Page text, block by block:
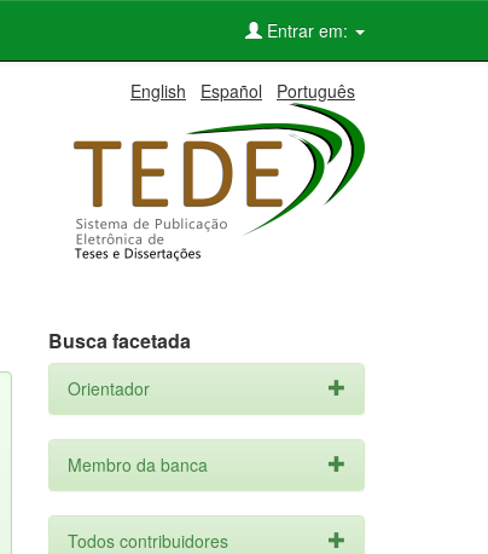
Entrar em:
English Español Português
Busca facetada
Orientador
Membro da banca
Todos contribuidores